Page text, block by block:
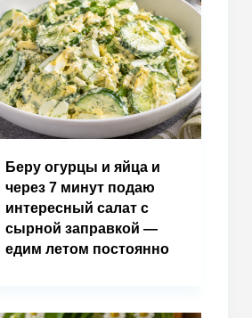
Беру огурцы и яйца и
через 7 минут подаю
интересный салат с
сырной заправкой —
едим летом постоянно